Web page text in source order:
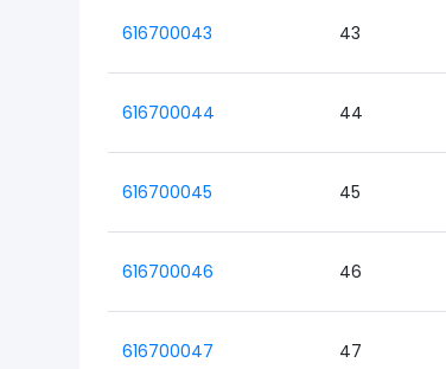
616700043 43
616700044 44
616700045 45
616700046 46
616700047 47